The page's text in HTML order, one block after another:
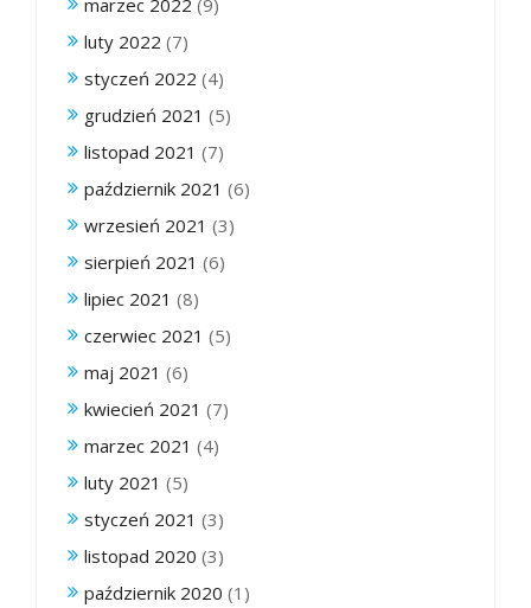
luty 2022 (7)
styczeń 2022 (4)
grudzień 2021 (5)
listopad 2021 (7)
październik 2021 (6)
wrzesień 2021 (3)
sierpień 2021 (6)
lipiec 2021 (8)
czerwiec 2021 (5)
maj 2021 (6)
kwiecień 2021 (7)
marzec 2021 (4)
luty 2021 (5)
styczeń 2021 (3)
listopad 2020 (3)
październik 2020 (1)